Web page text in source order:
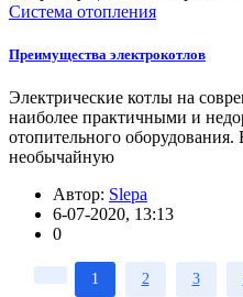
Система отопления
Преимущества электрокотлов
Электрические котлы на
наиболее практичными и
отопительного
необычайную
Автор: Slepa
6-07-2020, 13:13
0
1 2 3